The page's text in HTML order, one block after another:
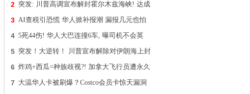
2 突发: 川普高调宣布解封霍尔木兹海峡! 达成
3 AI查税引恐慌 华人掀补报潮 漏报几元也怕
4 5死44伤! 华人大巴连撞6车, 曝司机不会英
5 突发！大逆转！ 川普宣布解除对伊朗海上封
6 炸鸡+西瓜=种族歧视?! 加拿大飞行员遭永久
7 大温华人卡被刷爆？Costco会员卡惊天漏洞